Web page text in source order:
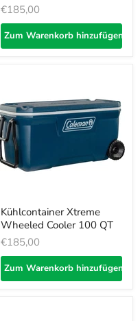
€185,00
Zum Warenkorb hinzufügen
Kühlcontainer Xtreme
Wheeled Cooler 100 QT
€185,00
Zum Warenkorb hinzufügen